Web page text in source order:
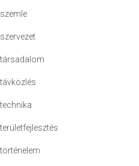
szemle
szervezet
társadalom
távközlés
technika
területfejlesztés
történelem